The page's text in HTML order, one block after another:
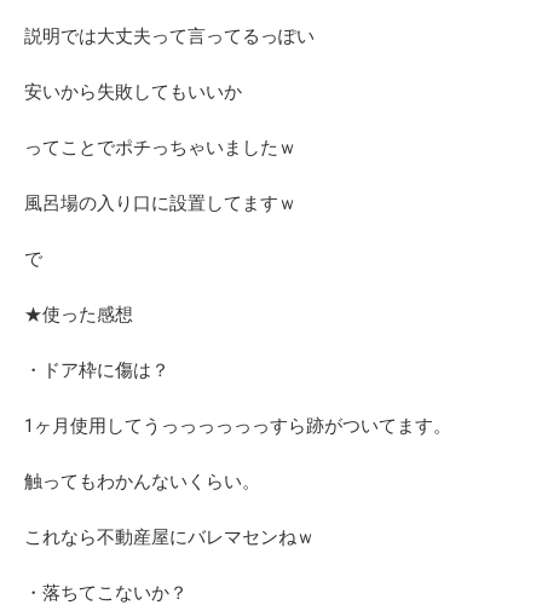
説明では大丈夫って言ってるっぽい
安いから失敗してもいいか
ってことでポチっちゃいましたｗ
風呂場の入り口に設置してますｗ
で
★使った感想
・ドア枠に傷は？
1ヶ月使用してうっっっっっっすら跡がついてます。
触ってもわかんないくらい。
これなら不動産屋にバレマセンねｗ
・落ちてこないか？